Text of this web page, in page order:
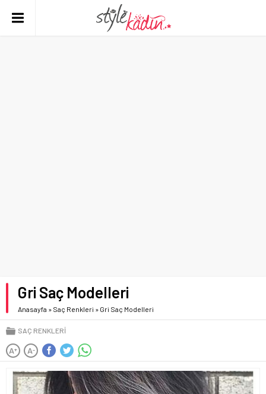
Gri Saç Modelleri
Anasayfa » Saç Renkleri » Gri Saç Modelleri
SAÇ RENKLERI
A+ A-